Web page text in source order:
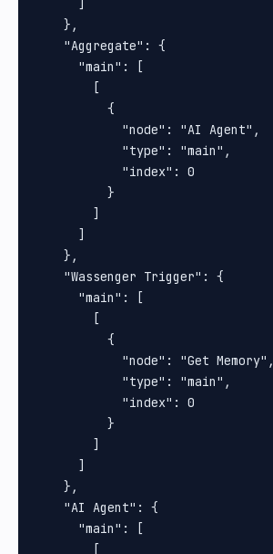
      ]
    },
    "Aggregate": {
      "main": [
        [
          {
            "node": "AI Agent",
            "type": "main",
            "index": 0
          }
        ]
      ]
    },
    "Wassenger Trigger": {
      "main": [
        [
          {
            "node": "Get Memory",
            "type": "main",
            "index": 0
          }
        ]
      ]
    },
    "AI Agent": {
      "main": [
        [